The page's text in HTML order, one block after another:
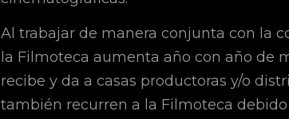
Al trabajar de manera conjunta con la
la Filmoteca aumenta año con año de
recibe y da a casas productoras y/o
también recurren a la Filmoteca